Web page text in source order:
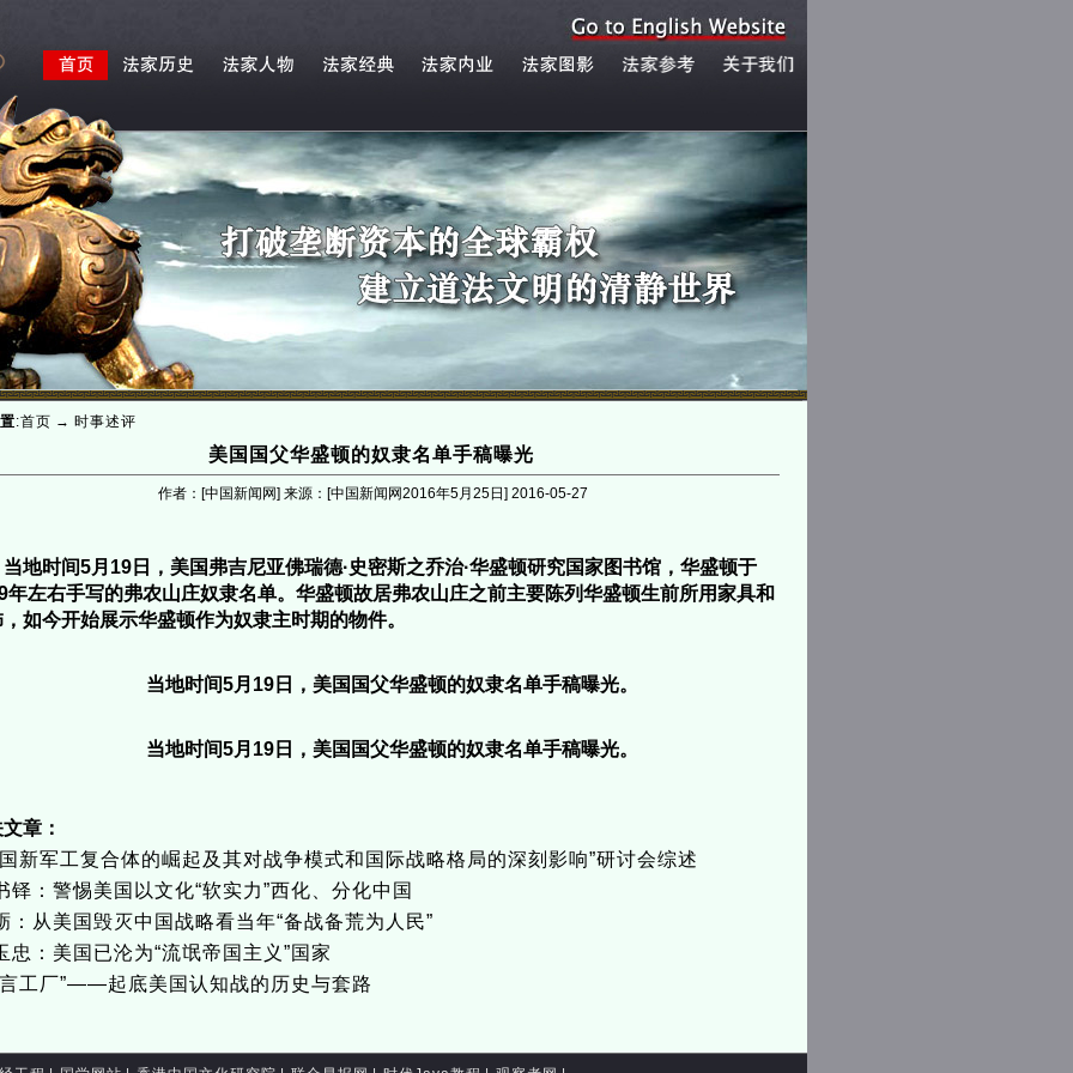
:首页 → 时事述评
美国国父华盛顿的奴隶名单手稿曝光
作者：[中国新闻网] 来源：[中国新闻网2016年5月25日] 2016-05-27
当地时间5月19日，美国弗吉尼亚佛瑞德·史密斯之乔治·华盛顿研究国家图书馆，华盛顿于
年左右手写的弗农山庄奴隶名单。华盛顿故居弗农山庄之前主要陈列华盛顿生前所用家具和
如今开始展示华盛顿作为奴隶主时期的物件。
当地时间5月19日，美国国父华盛顿的奴隶名单手稿曝光。
当地时间5月19日，美国国父华盛顿的奴隶名单手稿曝光。
章：
新军工复合体的崛起及其对战争模式和国际战略格局的深刻影响”研讨会综述
铎：警惕美国以文化“软实力”西化、分化中国
：从美国毁灭中国战略看当年“备战备荒为人民”
忠：美国已沦为“流氓帝国主义”国家
工厂”——起底美国认知战的历史与套路